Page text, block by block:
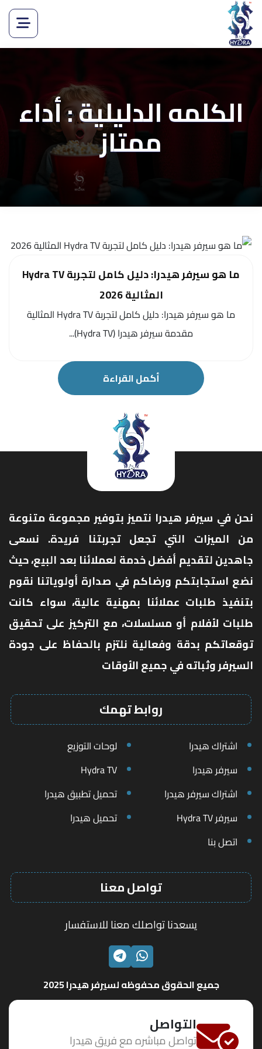
الكلمه الدليلية : أداء
ممتاز
ما هو سيرفر هيدرا: دليل كامل لتجربة Hydra TV
المثالية 2026
ما هو سيرفر هيدرا: دليل كامل لتجربة Hydra TV المثالية
مقدمة سيرفر هيدرا (Hydra TV)...
أكمل القراءة
نحن في سيرفر هيدرا نتميز بتوفير مجموعة متنوعة
من الميزات التي تجعل تجربتنا فريدة. نسعى
جاهدين لتقديم أفضل خدمة لعملائنا بعد البيع، حيث
نضع استجابتكم ورضاكم في صدارة أولوياتنا نقوم
بتنفيذ طلبات عملائنا بمهنية عالية، سواء كانت
طلبات لأفلام أو مسلسلات، مع التركيز على تحقيق
توقعاتكم بدقة وفعالية نلتزم بالحفاظ على جودة
السيرفر وثباته في جميع الأوقات
روابط تهمك
اشتراك هيدرا
لوحات التوزيع
سيرفر هيدرا
Hydra TV
اشتراك سيرفر هيدرا
تحميل تطبيق هيدرا
سيرفر Hydra TV
تحميل هيدرا
اتصل بنا
تواصل معنا
يسعدنا تواصلك معنا للاستفسار
الواتسابتليجرام
جميع الحقوق محفوظه لسيرفر هيدرا 2025
التواصل
تواصل مباشره مع فريق هيدرا